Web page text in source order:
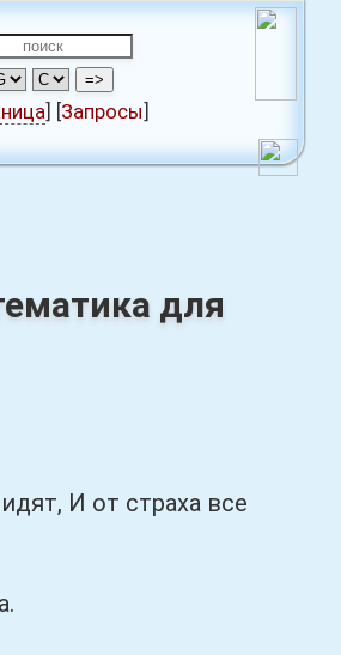
] [Запросы]
для
И от страха все